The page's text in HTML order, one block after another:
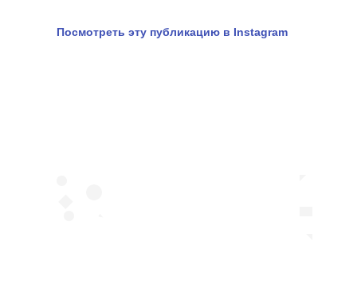
Посмотреть эту публикацию в Instagram